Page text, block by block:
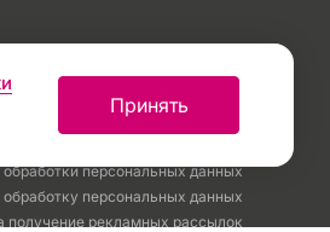
Принять
персональных данных
обработку персональных данных
получение рекламных рассылок